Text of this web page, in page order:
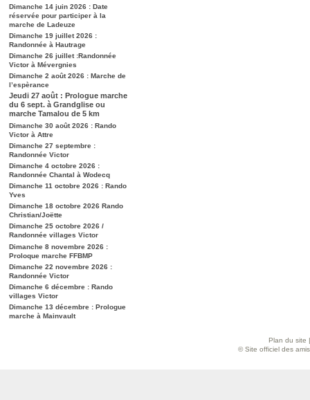
Dimanche 14 juin 2026 : Date
réservée pour participer à la
marche de Ladeuze
Dimanche 19 juillet 2026 :
Randonnée à Hautrage
Dimanche 26 juillet :Randonnée
Victor à Mévergnies
Dimanche 2 août 2026 : Marche de
l’espèrance
Jeudi 27 août : Prologue marche
du 6 sept. à Grandglise ou
marche Tamalou de 5 km
Dimanche 30 août 2026 : Rando
Victor à Attre
Dimanche 27 septembre :
Randonnée Victor
Dimanche 4 octobre 2026 :
Randonnée Chantal à Wodecq
Dimanche 11 octobre 2026 : Rando
Yves
Dimanche 18 octobre 2026 Rando
Christian/Joëtte
Dimanche 25 octobre 2026 /
Randonnée villages Victor
Dimanche 8 novembre 2026 :
Proloque marche FFBMP
Dimanche 22 novembre 2026 :
Randonnée Victor
Dimanche 6 décembre : Rando
villages Victor
Dimanche 13 décembre : Prologue
marche à Mainvault
Plan du site
© Site officiel des